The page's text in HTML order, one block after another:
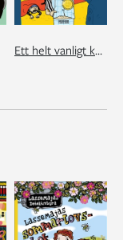
Ett helt vanligt kungabesök med familjen Jansson